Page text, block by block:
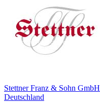
Stettner Franz & Sohn GmbH
Deutschland